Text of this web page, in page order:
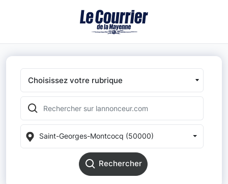
Choisissez votre rubrique
Saint-Georges-Montcocq (50000)
Rechercher